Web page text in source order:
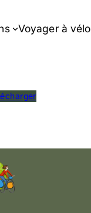
Voyager à vélo